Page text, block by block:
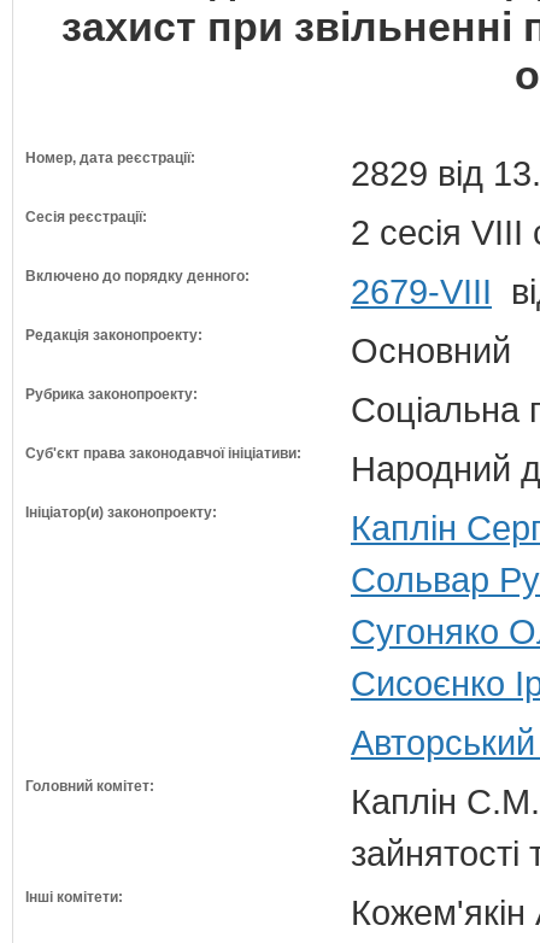
захист при
Номер, дата реєстрації: 2829 від
Сесія реєстрації: 2 сесія VIII
Включено до порядку денного: 2679-VIII
Редакція законопроекту: Основний
Рубрика законопроекту: Соціальна
Суб'єкт права законодавчої ініціативи: Народний
Ініціатор(и) законопроекту:
Каплін
Сольвар
Сугоняко
Сисоєнко
Головний комітет:
Каплін С.М.
зайнятості
Інші комітети:
Кожем'якін